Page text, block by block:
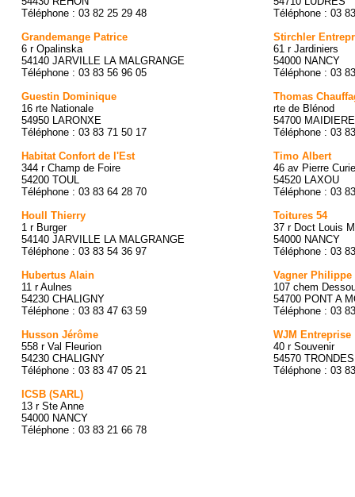
Téléphone : 03 82 25 29 48
Grandemange Patrice
6 r Opalinska
54140 JARVILLE LA MALGRANGE
Téléphone : 03 83 56 96 05
Guestin Dominique
16 rte Nationale
54950 LARONXE
Téléphone : 03 83 71 50 17
Habitat Confort de l'Est
344 r Champ de Foire
54200 TOUL
Téléphone : 03 83 64 28 70
Houll Thierry
1 r Burger
54140 JARVILLE LA MALGRANGE
Téléphone : 03 83 54 36 97
Hubertus Alain
11 r Aulnes
54230 CHALIGNY
Téléphone : 03 83 47 63 59
Husson Jérôme
558 r Val Fleurion
54230 CHALIGNY
Téléphone : 03 83 47 05 21
ICSB (SARL)
13 r Ste Anne
54000 NANCY
Téléphone : 03 83 21 66 78
Téléphone : 03
Stirchler
61 r Jardiniers
54000 NANCY
Téléphone : 03
Thomas
rte de Blénod
54700
Téléphone : 03
Timo Albert
46 av Pierre Curie
54520 LAXOU
Téléphone : 03
Toitures 54
37 r Doct Louis
54000 NANCY
Téléphone : 03
Vagner Philippe
107 chem
54700 PONT A
Téléphone : 03
WJM Entreprise
40 r Souvenir
54570 TRONDES
Téléphone : 03